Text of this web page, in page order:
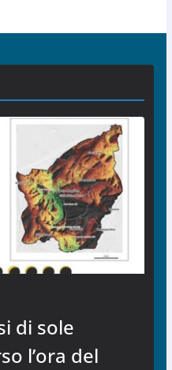
di sole
l’ora del